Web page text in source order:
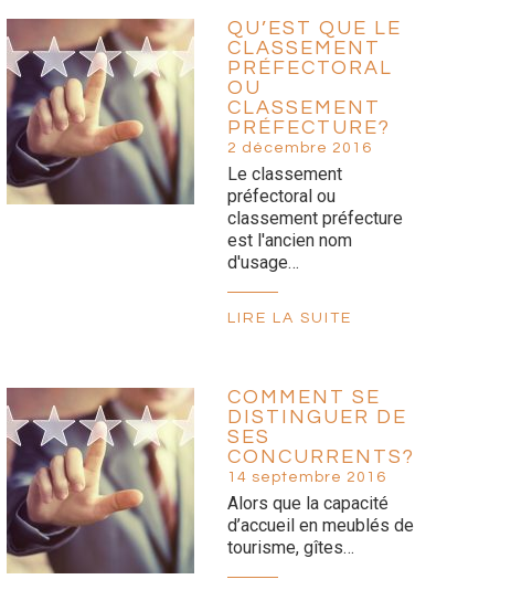
QU’EST QUE LE
CLASSEMENT
PRÉFECTORAL
OU
CLASSEMENT
PRÉFECTURE?
2 décembre 2016
Le classement
préfectoral ou
classement préfecture
est l'ancien nom
d'usage…
LIRE LA SUITE
COMMENT SE
DISTINGUER DE
SES
CONCURRENTS?
14 septembre 2016
Alors que la capacité
d’accueil en meublés de
tourisme, gîtes…